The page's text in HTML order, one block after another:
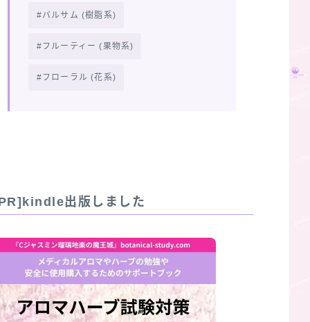
バルサム (樹脂系)
フルーティー (果物系)
フローラル (花系)
出版しました